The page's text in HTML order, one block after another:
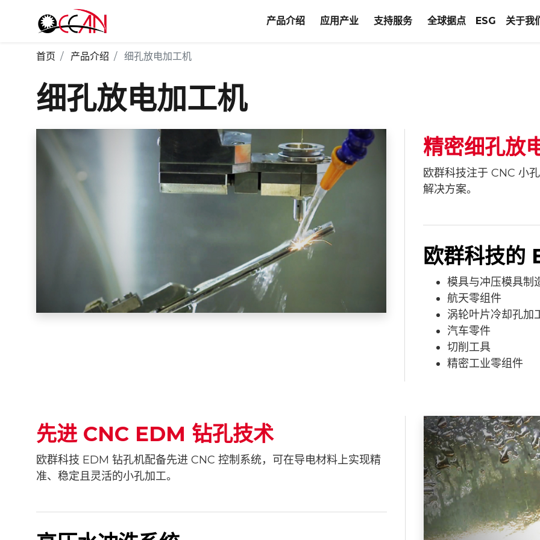
产品介绍 应用产业 支持服务 全球据点 ESG 关于我
首页 产品介绍 细孔放电加工机
细孔放电加工机
精密细孔放
欧群科技注于 CNC 小
解决方案。
欧群科技的
模具与冲压模具制
航天零组件
涡轮叶片冷却孔加
汽车零件
切削工具
精密工业零组件
先进 CNC EDM 钻孔技术
欧群科技 EDM 钻孔机配备先进 CNC 控制系统，可在导电材料上实现精
准、稳定且灵活的小孔加工。